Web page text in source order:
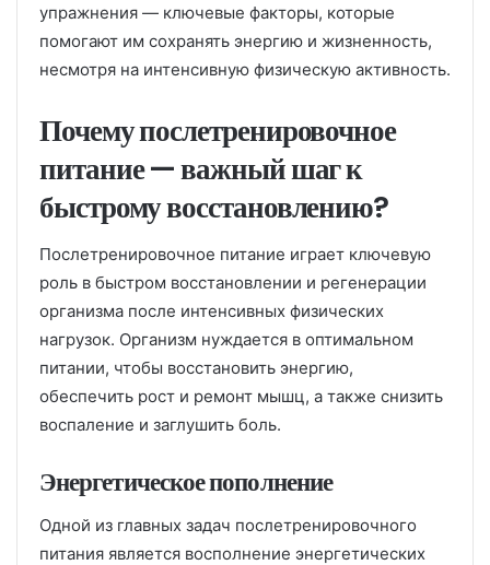
упражнения — ключевые факторы, которые
помогают им сохранять энергию и жизненность,
несмотря на интенсивную физическую активность.
Почему послетренировочное
питание — важный шаг к
быстрому восстановлению?
Послетренировочное питание играет ключевую
роль в быстром восстановлении и регенерации
организма после интенсивных физических
нагрузок. Организм нуждается в оптимальном
питании, чтобы восстановить энергию,
обеспечить рост и ремонт мышц, а также снизить
воспаление и заглушить боль.
Энергетическое пополнение
Одной из главных задач послетренировочного
питания является восполнение энергетических